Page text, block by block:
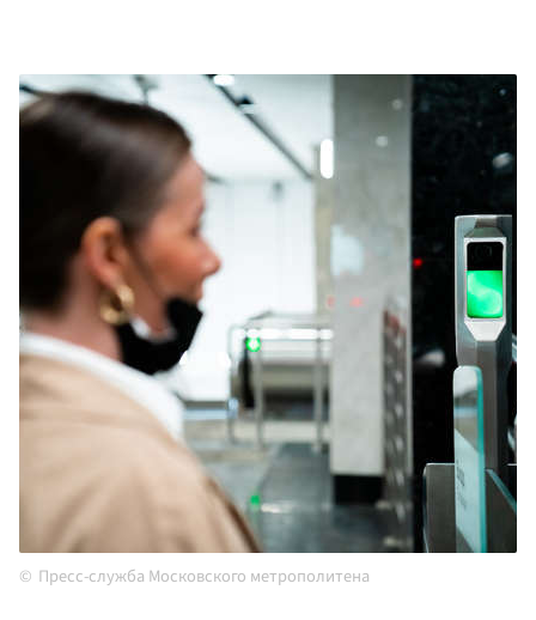
Пресс-служба Московского метрополитена